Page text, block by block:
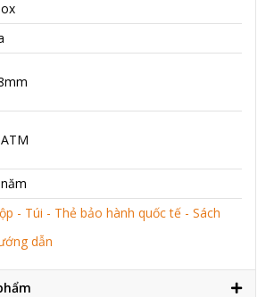
- Túi - Thẻ bảo hành quốc tế - Sách
dẫn